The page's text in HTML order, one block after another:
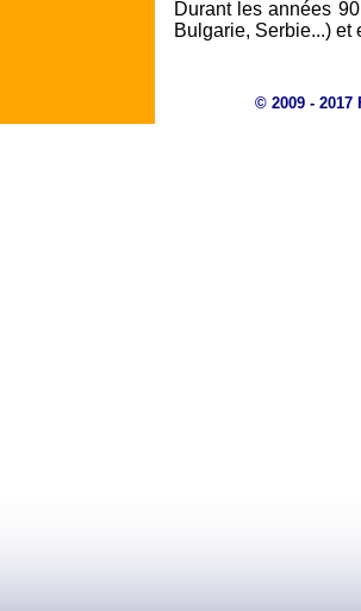
Durant les années
Bulgarie, Serbie...) et
© 2009 - 2017